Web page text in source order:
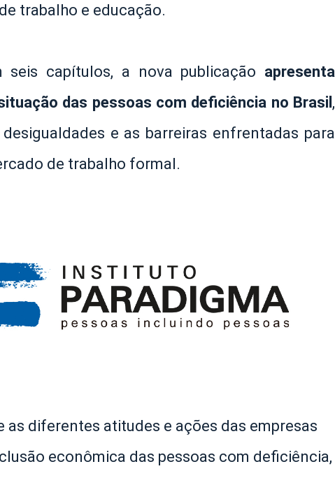
trabalho e educação.
seis capítulos, a nova publicação apresenta
das pessoas com deficiência no Brasil ,
e as barreiras enfrentadas para
de trabalho formal.
as diferentes atitudes e ações das empresas
econômica das pessoas com deficiência,